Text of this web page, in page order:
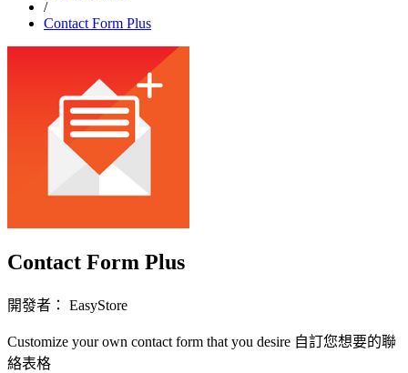
/
Contact Form Plus
Contact Form Plus
開發者： EasyStore
Customize your own contact form that you desire 自訂您想要的聯
絡表格